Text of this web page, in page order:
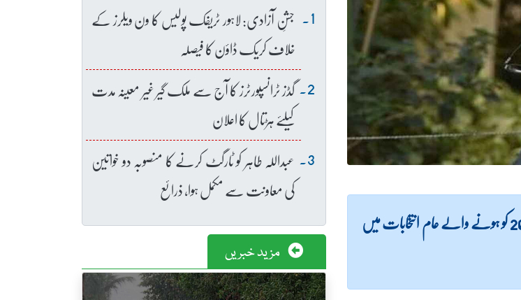
(ویب ڈیسک) پاکستان کے معروف گلوکار ابرار الحق نے 8 فروری 2024 کو ہونے والے عام انتخابات میں
جشنِ آزادی: لاہور ٹریفک پولیس کا ون ویلرز کے
خلاف کریک ڈاؤن کا فیصلہ
گڈز ٹرانسپورٹرز کا آج سے ملک گیر غیر معینہ مدت
کیلئے ہڑتال کا اعلان
عبداللہ طاہر کو ٹارگٹ کرنے کا منصوبہ دو خواتین
کی معاونت سے مکمل ہوا، ذرائع
مزید خبریں